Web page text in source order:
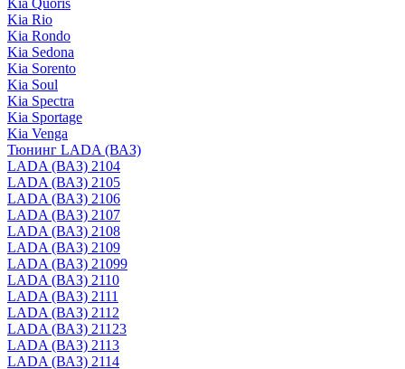
Kia Quoris
Kia Rio
Kia Rondo
Kia Sedona
Kia Sorento
Kia Soul
Kia Spectra
Kia Sportage
Kia Venga
Тюнинг LADA (ВАЗ)
LADA (ВАЗ) 2104
LADA (ВАЗ) 2105
LADA (ВАЗ) 2106
LADA (ВАЗ) 2107
LADA (ВАЗ) 2108
LADA (ВАЗ) 2109
LADA (ВАЗ) 21099
LADA (ВАЗ) 2110
LADA (ВАЗ) 2111
LADA (ВАЗ) 2112
LADA (ВАЗ) 21123
LADA (ВАЗ) 2113
LADA (ВАЗ) 2114